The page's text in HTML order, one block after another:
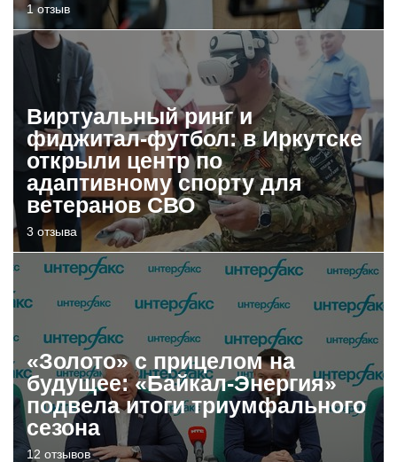
1 отзыв
Виртуальный ринг и
фиджитал-футбол: в Иркутске
открыли центр по
адаптивному спорту для
ветеранов СВО
3 отзыва
«Золото» с прицелом на
будущее: «Байкал-Энергия»
подвела итоги триумфального
сезона
12 отзывов